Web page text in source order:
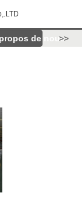
de nous>>